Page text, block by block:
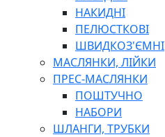
НАКИДНІ
ПЕЛЮСТКОВІ
ШВИДКОЗ'ЄМНІ
МАСЛЯНКИ, ЛІЙКИ
ПРЕС-МАСЛЯНКИ
ПОШТУЧНО
НАБОРИ
ШЛАНГИ, ТРУБКИ